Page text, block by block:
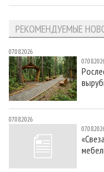
РЕКОМЕНДУЕМЫЕ
07.08.2026
07.08.2026